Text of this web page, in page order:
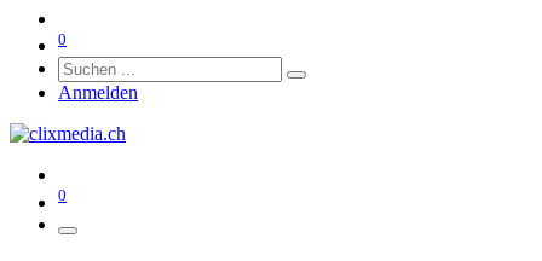
0
Anmelden
0